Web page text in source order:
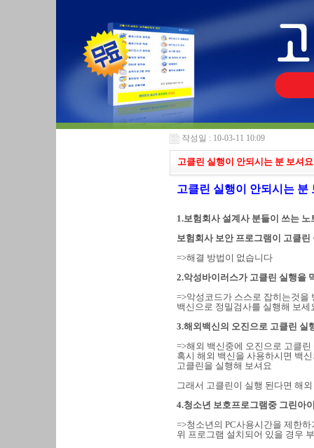
작성일 : 10-03-11 10:09
고클린 실행이 안되시는 분 보셔요
고클린 실행이 안되시는 분
1.보험회사 설계사 분들이 쓰는 노
보험회사 보안 프로그램이 고클
=>해결 방법이 없습니다
2.악성바이러스가 고클린 실행을
=>악성코드가 스스로 잡히는것을
백신으로 정밀검사를 실행해 보세
3.해외백신의 오진으로 고클린 실
=>해외 백신중에 오진으로 고클
혹시 해외 백신을 사용하시면 백
고클린을 실행해 보셔요
그래서 고클린이 실행 된다면 해
4.청소년 보호프로그램중 그린아
=>청소년의 PC사용시간을 제한
위 프로그램 설치되어 있을 경우